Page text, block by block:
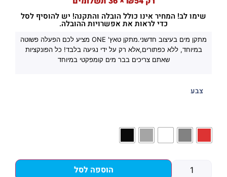
שימו לב! המחיר אינו כולל הובלה והתקנה! יש להוסיף לסל
כדי לראות את אפשרויות ההובלה.
מתקן מים בעיצוב חדשני.מתקן טאץ' ONE מציע לכם הפעלה פשוטה
במיוחד, ללא כפתורים,אלא רק על ידי נגיעה בלבד! כל הפונקציות
שאתם צריכים בבר מים קומפקטי במיוחד
צבע
הוספה לסל